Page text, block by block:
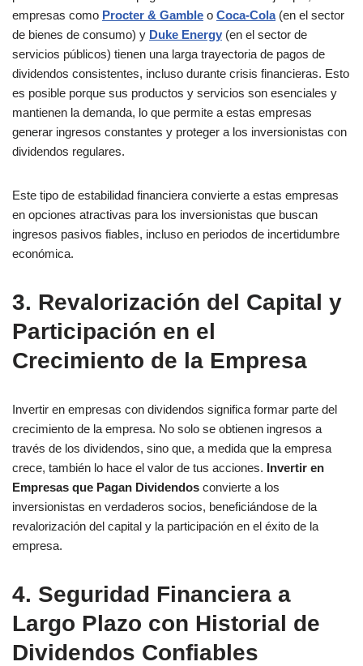
empresas como Procter & Gamble o Coca-Cola(en el sector
de bienes de consumo) y Duke Energy (en el sector de
servicios públicos) tienen una larga trayectoria de pagos de
dividendos consistentes, incluso durante crisis financieras. Esto
es posible porque sus productos y servicios son esenciales y
mantienen la demanda, lo que permite a estas empresas
generar ingresos constantes y proteger a los inversionistas con
dividendos regulares.
Este tipo de estabilidad financiera convierte a estas empresas
en opciones atractivas para los inversionistas que buscan
ingresos pasivos fiables, incluso en periodos de incertidumbre
económica.
3. Revalorización del Capital y
Participación en el
Crecimiento de la Empresa
Invertir en empresas con dividendos significa formar parte del
crecimiento de la empresa. No solo se obtienen ingresos a
través de los dividendos, sino que, a medida que la empresa
crece, también lo hace el valor de tus acciones. Invertir en
Empresas que Pagan Dividendos convierte a los
inversionistas en verdaderos socios, beneficiándose de la
revalorización del capital y la participación en el éxito de la
empresa.
4. Seguridad Financiera a
Largo Plazo con Historial de
Dividendos Confiables